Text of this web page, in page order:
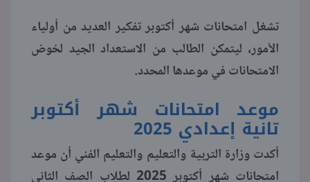
منوعات
تشغل امتحانات شهر أكتوبر تفكير العديد من أولياء
الأمور، ليتمكن الطالب من الاستعداد الجيد لخوض
الامتحانات في موعدها المحدد.
موعد امتحانات شهر أكتوبر
تانية إعدادي 2025
أكدت وزارة التربية والتعليم والتعليم الفني أن موعد
امتحانات شهر أكتوبر 2025 لطلاب الصف الثاني